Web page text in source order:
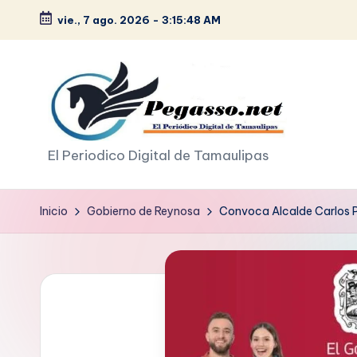
Saltar
contenido
vie., 7 ago. 2026 - 3:15:49 AM
p
e
g
El Periodico Digital de Tamaulipas
Inicio Gobierno de Reynosa Convoca Alcalde Carlos